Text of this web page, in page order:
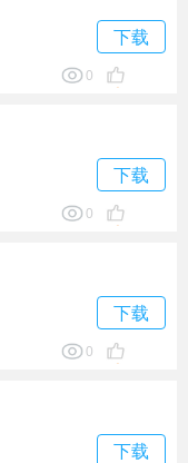
下载
0
下载
0
下载
0
下载